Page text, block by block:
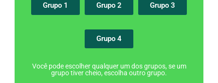
Grupo 1 Grupo 2 Grupo 3
Grupo 4
Você pode escolher qualquer um dos grupos, se um
grupo tiver cheio, escolha outro grupo.